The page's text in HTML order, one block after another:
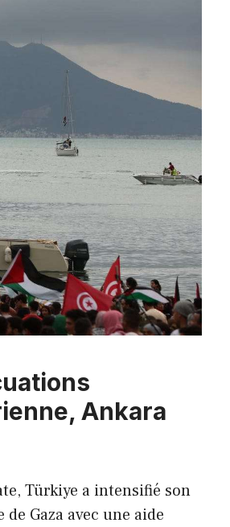
Ankara
Türkiye a intensifié son
Gaza avec une aide